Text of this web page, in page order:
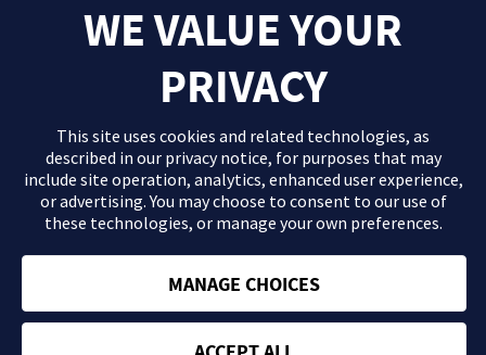
El contenido que se proporciona en este sitio Web es información
médico. Consulta con tu profesional sanitario si tienes dudas
acerca de tu salud.
WE VALUE YOUR
PRIVACY
This site uses cookies and related technologies, as
described in our privacy notice, for purposes that may
include site operation, analytics, enhanced user experience,
or advertising. You may choose to consent to our use of
these technologies, or manage your own preferences.
MANAGE CHOICES